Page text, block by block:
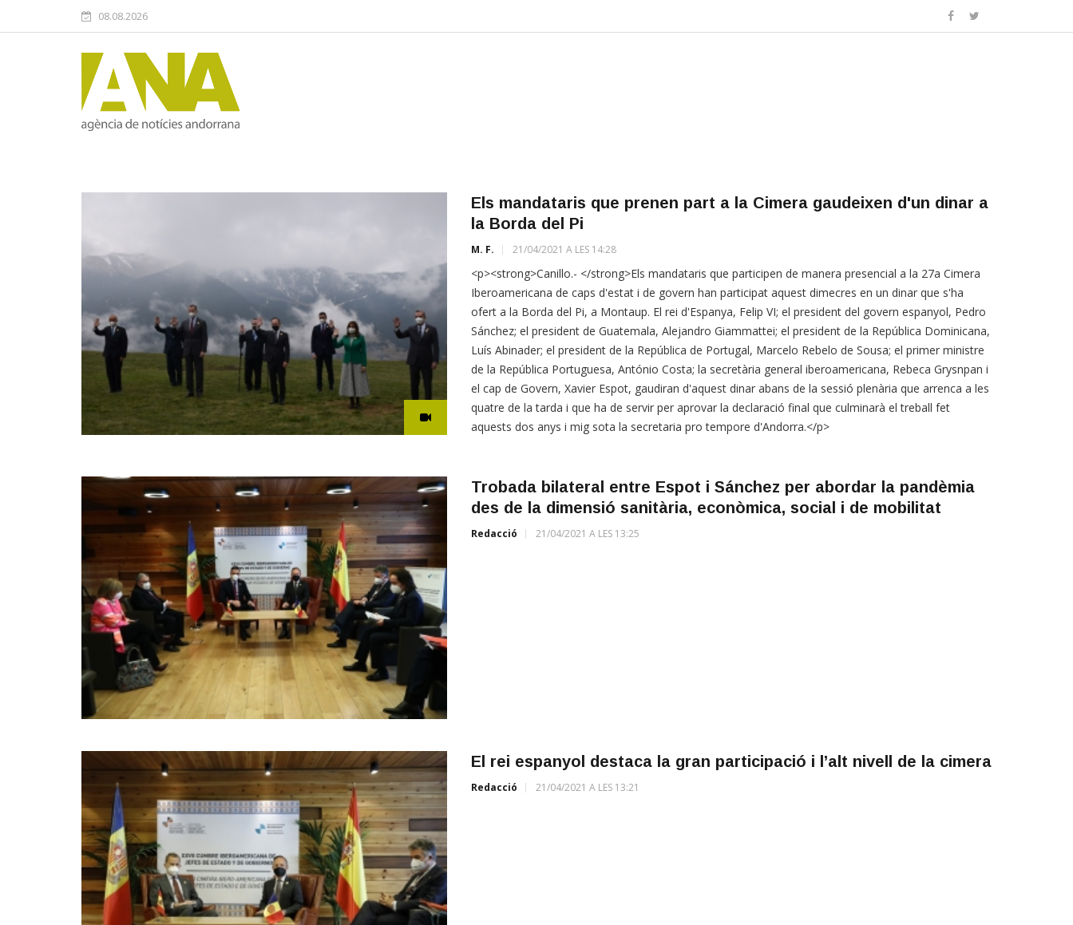
08.08.2026
Els mandataris que prenen part a la Cimera gaudeixen d'un dinar a
la Borda del Pi
M. F. 21/04/2021 A LES 14:28
<p><strong>Canillo.- </strong>Els mandataris que participen de manera presencial a la 27a Cimera
Iberoamericana de caps d'estat i de govern han participat aquest dimecres en un dinar que s'ha
ofert a la Borda del Pi, a Montaup. El rei d'Espanya, Felip VI; el president del govern espanyol, Pedro
Sánchez; el president de Guatemala, Alejandro Giammattei; el president de la República Dominicana,
Luís Abinader; el president de la República de Portugal, Marcelo Rebelo de Sousa; el primer ministre
de la República Portuguesa, António Costa; la secretària general iberoamericana, Rebeca Grysnpan i
el cap de Govern, Xavier Espot, gaudiran d'aquest dinar abans de la sessió plenària que arrenca a les
quatre de la tarda i que ha de servir per aprovar la declaració final que culminarà el treball fet
aquests dos anys i mig sota la secretaria pro tempore d'Andorra.</p>
Trobada bilateral entre Espot i Sánchez per abordar la pandèmia
des de la dimensió sanitària, econòmica, social i de mobilitat
Redacció 21/04/2021 A LES 13:25
El rei espanyol destaca la gran participació i l’alt nivell de la cimera
Redacció 21/04/2021 A LES 13:21